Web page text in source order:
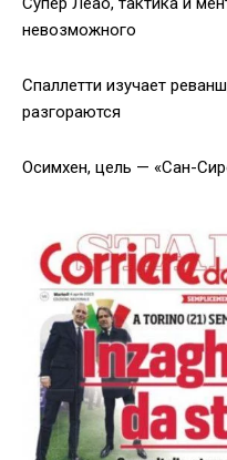
невозможного
Спаллетти изучает
разгораются
Осимхен, цель — «Сан-